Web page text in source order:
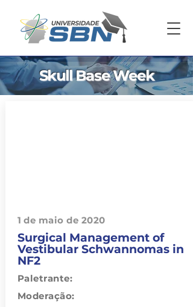
Skull Base Week
1 de maio de 2020
Surgical Management of
Vestibular Schwannomas in
NF2
Paletrante:
Moderação: